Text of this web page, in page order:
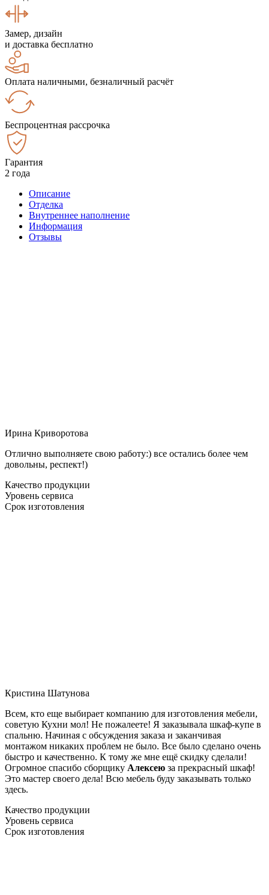
Замер, дизайн
и доставка бесплатно
Оплата наличными, безналичный расчёт
Беспроцентная рассрочка
Гарантия
2 года
Описание
Отделка
Внутреннее наполнение
Информация
Отзывы
Ирина Криворотова
Отлично выполняете свою работу:) все остались более чем
довольны, респект!)
Качество продукции
Уровень сервиса
Срок изготовления
Кристина Шатунова
Всем, кто еще выбирает компанию для изготовления мебели,
советую Кухни мол! Не пожалеете! Я заказывала шкаф-купе в
спальню. Начиная с обсуждения заказа и заканчивая
монтажом никаких проблем не было. Все было сделано очень
быстро и качественно. К тому же мне ещё скидку сделали!
Огромное спасибо сборщику Алексею за прекрасный шкаф!
Это мастер своего дела! Всю мебель буду заказывать только
здесь.
Качество продукции
Уровень сервиса
Срок изготовления